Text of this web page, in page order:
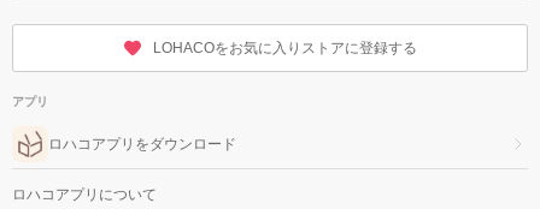
LOHACOをお気に入りストアに登録する
アプリ
ロハコアプリをダウンロード
ロハコアプリについて